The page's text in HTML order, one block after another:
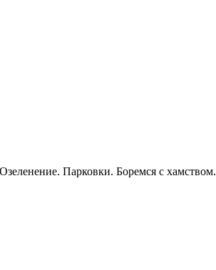
Парковки. Боремся с хамством.